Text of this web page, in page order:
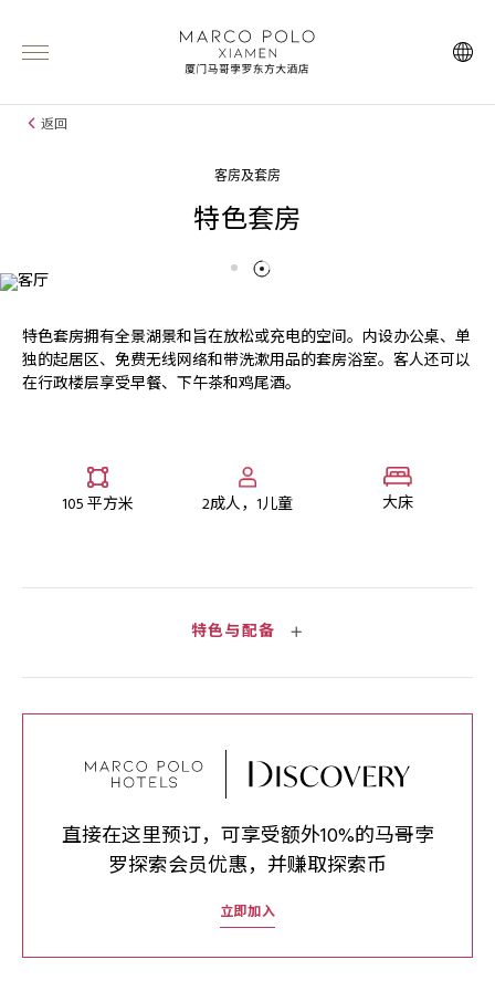
返回
客房及套房
特色套房
特色套房拥有全景湖景和旨在放松或充电的空间。内设办公桌、单
独的起居区、免费无线网络和带洗漱用品的套房浴室。客人还可以
在行政楼层享受早餐、下午茶和鸡尾酒。
105 平方米 2成人，1儿童 大床
特色与配备
直接在这里预订，可享受额外10%的马哥孛
罗探索会员优惠，并赚取探索币
立即加入